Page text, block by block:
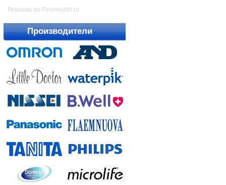
Реклама на FineHealth.ru:
Производители